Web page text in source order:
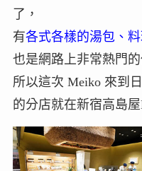
了，
有各式各樣的湯包、
也是網路上非常熱門的
所以這次 Meiko 來到
的分店就在新宿高島